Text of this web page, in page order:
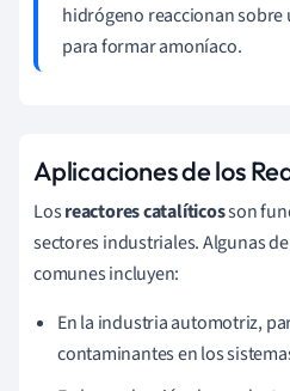
hidrógeno reaccionan
para formar amoníaco.
Aplicaciones de los
Losreactores catalíticosson
sectores industriales. Algunas
comunes incluyen:
En la industria automotriz,
contaminantes en los